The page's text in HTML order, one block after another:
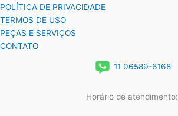
POLÍTICA DE PRIVACIDADE
TERMOS DE USO
PEÇAS E SERVIÇOS
CONTATO
11 96589-6168
Horário de atendimento: